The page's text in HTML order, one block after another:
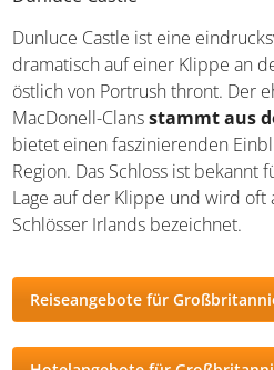
Ein Spaziergang durch
Dunluce Castle
Dunluce Castle ist eine
dramatisch auf einer Klippe an
östlich von Portrush thront. Der
und bietet einen faszinierenden
Geschichte der Region. Das
charakteristische Lage auf der
eines der schönsten Schlösser